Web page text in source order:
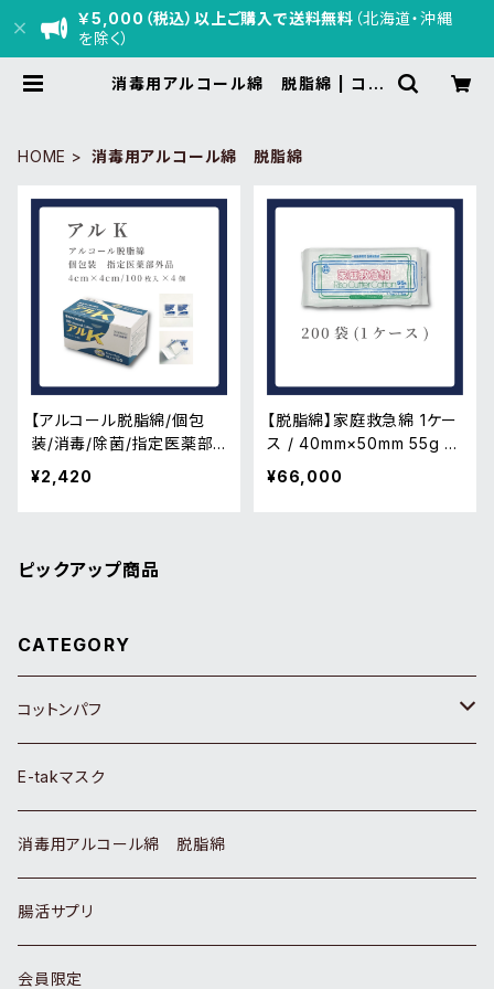
￥5,000（税込）以上ご購入で送料無料 （北海道・沖縄
を除く）
消毒用アルコール綿 脱脂綿 | コッ
HOME 消毒用アルコール綿 脱脂綿
【アルコール脱脂綿/個包
装/消毒/除菌/指定医薬部
外品】アルK /4cm×4cm/10
0枚入×4個
¥2,420
【脱脂綿】家庭救急綿 1ケー
ス / 40mm×50mm 55g 1
ケース200袋
¥66,000
ピックアップ商品
CATEGORY
コットンパフ
コットンパフ ホワイト
コットンパフ 生成り
ベビー用品
ネイル用品
E-takマスク
消毒用アルコール綿 脱脂綿
腸活サプリ
会員限定